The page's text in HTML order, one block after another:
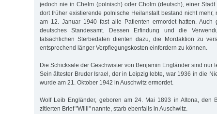
jedoch nie in Chelm (polnisch) oder Cholm (deutsch), einer
dort früher existierende polnische Heilanstalt bestand nicht mehr,
am 12. Januar 1940 fast alle Patienten ermordet hatten.
deutsches Standesamt. Dessen Erfindung und die
tatsächlichen Sterbedaten dienten dazu, die Mordaktion zu
entsprechend länger Verpflegungskosten einfordern zu können.
Die Schicksale der Geschwister von Benjamin Engländer sind nur
Sein ältester Bruder Israel, der in Leipzig lebte, war 1936 in die
wurde am 21. Oktober 1942 in Auschwitz ermordet.
Wolf Leib Engländer, geboren am 24. Mai 1893 in Altona, den
zitierten Brief "Willi" nannte, starb ebenfalls in Auschwitz.